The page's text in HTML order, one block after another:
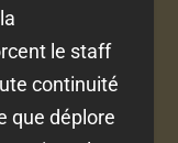
le staff
continuité
que déplore